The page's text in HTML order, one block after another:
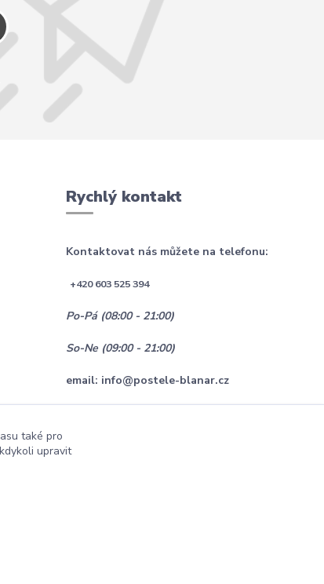
Rychlý kontakt
Kontaktovat nás můžete na telefonu:
+420 603 525 394
Po-Pá (08:00 - 21:00)
So-Ne (09:00 - 21:00)
email: info@postele-blanar.cz
také pro
upravit